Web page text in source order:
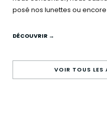
posé nos lunettes ou encore
DÉCOUVRIR →
VOIR TOUS LES